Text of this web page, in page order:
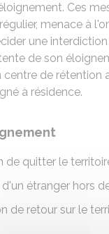
Ces
menace à
une
de son
centre de rétention
à résidence.
de quitter le
d'un étranger hors
de retour sur le